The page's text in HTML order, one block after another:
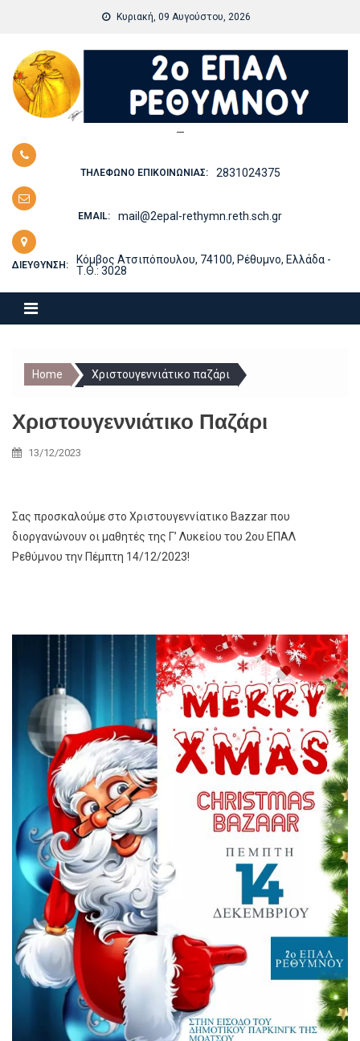
content
Κυριακή, 09 Αυγούστου, 2026
—
ΤΗΛΈΦΩΝΟ ΕΠΙΚΟΙΝΩΝΊΑΣ: 2831024375
EMAIL: mail@2epal-rethymn.reth.sch.gr
ΔΙΕΎΘΥΝΣΗ:
Κόμβος Ατσιπόπουλου, 74100, Ρέθυμνο, Ελλάδα -
Τ.Θ.: 3028
Home Χριστουγεννιάτικο παζάρι
Χριστουγεννιάτικο Παζάρι
13/12/2023
Σας προσκαλούμε στο Χριστουγεννίατικο Bazzar που
διοργανώνουν οι μαθητές της Γ’ Λυκείου του 2ου ΕΠΑΛ
Ρεθύμνου την Πέμπτη 14/12/2023!